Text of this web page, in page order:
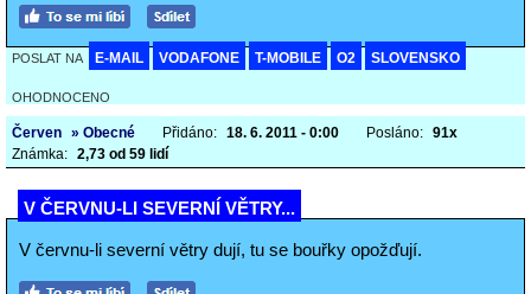
POSLAT NA E-MAIL VODAFONE T-MOBILE O2 SLOVENSKO
OHODNOCENO
Červen » Obecné Přidáno: 18. 6. 2011 - 0:00 Posláno: 91x
Známka: 2,73 od 59 lidí
V ČERVNU-LI SEVERNÍ VĚTRY...
V červnu-li severní větry dují, tu se bouřky opožďují.